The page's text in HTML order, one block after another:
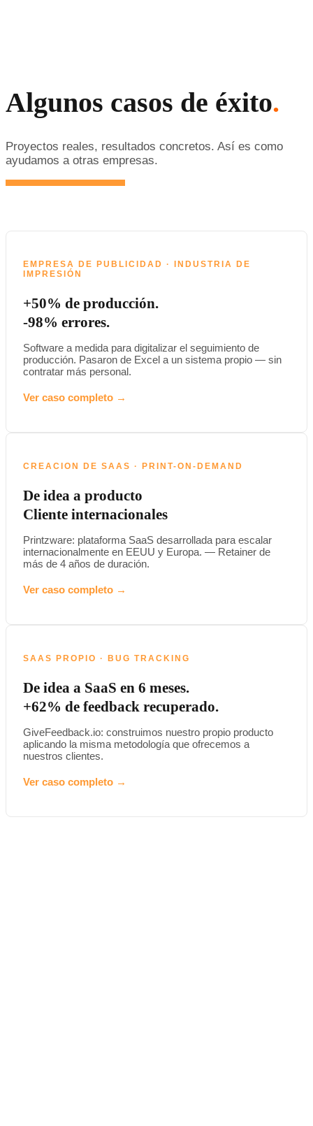
Algunos casos de éxito.
Proyectos reales, resultados concretos. Así es como
ayudamos a otras empresas.
EMPRESA DE PUBLICIDAD · INDUSTRIA DE
IMPRESIÓN
+50% de producción.
-98% errores.
Software a medida para digitalizar el seguimiento de
producción. Pasaron de Excel a un sistema propio — sin
contratar más personal.
Ver caso completo →
CREACION DE SAAS · PRINT-ON-DEMAND
De idea a producto
Cliente internacionales
Printzware: plataforma SaaS desarrollada para escalar
internacionalmente en EEUU y Europa. — Retainer de
más de 4 años de duración.
Ver caso completo →
SAAS PROPIO · BUG TRACKING
De idea a SaaS en 6 meses.
+62% de feedback recuperado.
GiveFeedback.io: construimos nuestro propio producto
aplicando la misma metodología que ofrecemos a
nuestros clientes.
Ver caso completo →